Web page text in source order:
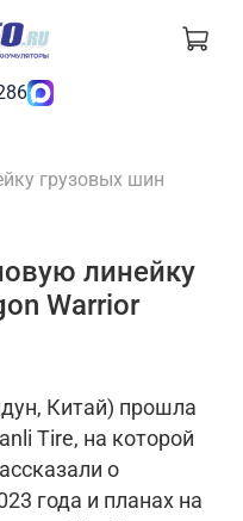
грузовых шин
линейку
Warrior
Китай) прошла
Tire, на которой
о
года и планах на